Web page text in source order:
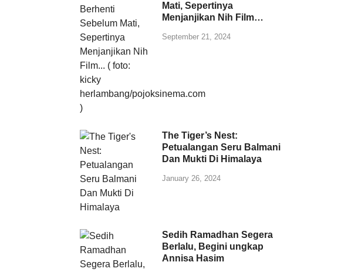
Mati, Sepertinya
Menjanjikan Nih Film…
September 21, 2024
The Tiger’s Nest:
Petualangan Seru Balmani
Dan Mukti Di Himalaya
January 26, 2024
Sedih Ramadhan Segera
Berlalu, Begini ungkap
Annisa Hasim